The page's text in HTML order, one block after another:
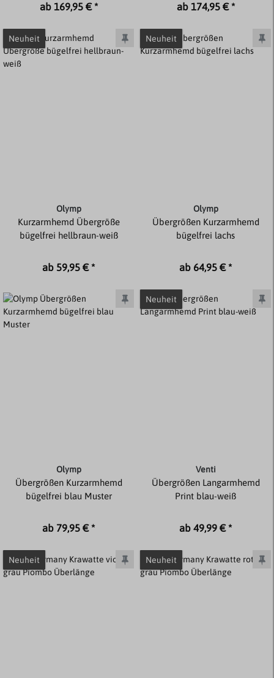
ab 169,95 € * ab 174,95 € *
Neuheit
Olymp
Kurzarmhemd Übergröße
bügelfrei hellbraun-weiß
ab 59,95 € *
Neuheit
Olymp
Übergrößen Kurzarmhemd
bügelfrei lachs
ab 64,95 € *
Olymp
Übergrößen Kurzarmhemd
bügelfrei blau Muster
ab 79,95 € *
Neuheit
Venti
Übergrößen Langarmhemd
Print blau-weiß
ab 49,99 € *
Neuheit Neuheit